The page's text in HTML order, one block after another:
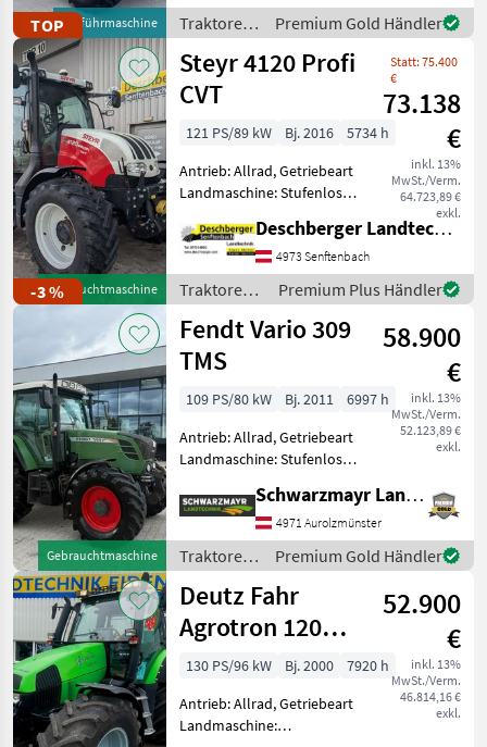
TOPVorführmaschine
Höchstgeschwindigkeit in
km/h: 50 km/h, Aufladung:
Traktoren
/ Fendt
Premium Gold Händler
-3 %Gebrauchtmaschine
Steyr 4120 Profi
CVT
Statt: 75.400
€
73.138
€
inkl. 13%
MwSt./Verm.
64.723,89 €
exkl.
121 PS/89 kW Bj. 2016
5734 h
Antrieb: Allrad, Getriebeart
Landmaschine: Stufenloses
Zapfwellendrehzahl:
540/1000/1000E,
Höchstgeschwindigkeit in
km/h: 50 km/h, Aufladung:
Deschberger Landtechnik GmbH
4973 Senftenbach
Traktoren /
Steyr
Premium Plus Händler
Gebrauchtmaschine
Fendt Vario 309
TMS
58.900
€
inkl. 13%
MwSt./Verm.
52.123,89 €
exkl.
109 PS/80 kW Bj. 2011
6997 h
Antrieb: Allrad, Getriebeart
Landmaschine: Stufenloses
Höchstgeschwindigkeit in
km/h: 40 km/h, Aufladung:
Turbolader mit
Ladeluftkühlung, Bol
Schwarzmayr Landtechnik GmbH - Aurolzmünster
4971 Aurolzmünster
Traktoren
/ Fendt
Premium Gold Händler
Deutz Fahr
Agrotron 120
Premium
52.900
€
inkl. 13%
MwSt./Verm.
46.814,16 €
exkl.
130 PS/96 kW Bj. 2000
7920 h
Antrieb: Allrad, Getriebeart
Landmaschine: